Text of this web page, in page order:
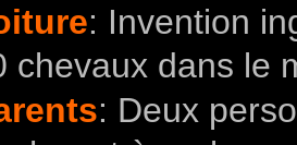
: Invention
chevaux dans le
: Deux